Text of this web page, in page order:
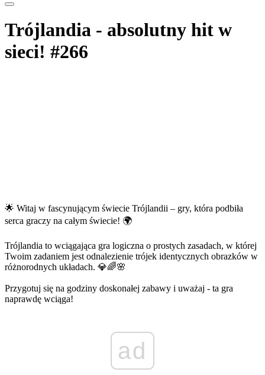
Trójlandia - absolutny hit w
sieci! #266
🌟 Witaj w fascynującym świecie Trójlandii – gry, która podbiła
serca graczy na całym świecie! 🌍
Trójlandia to wciągająca gra logiczna o prostych zasadach, w której
Twoim zadaniem jest odnalezienie trójek identycznych obrazków w
różnorodnych układach. 💎🌈🌸
Przygotuj się na godziny doskonałej zabawy i uważaj - ta gra
naprawdę wciąga!
ad